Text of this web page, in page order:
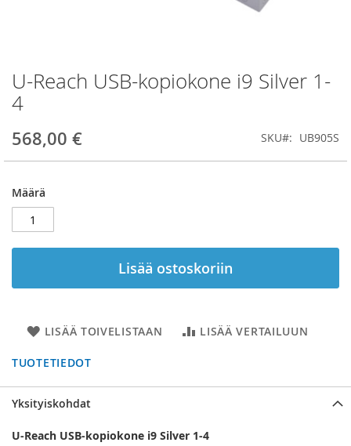
U-Reach USB-kopiokone i9 Silver 1-
4
568,00 € SKU UB905S
Määrä
Lisää ostoskoriin
LISÄÄ TOIVELISTAAN LISÄÄ VERTAILUUN
TUOTETIEDOT
Skip
to
the
of
gallery
Yksityiskohdat
U-Reach USB-kopiokone i9 Silver 1-4